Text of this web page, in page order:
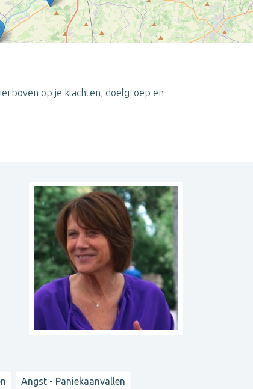
op je klachten, doelgroep en
Angst - Paniekaanvallen